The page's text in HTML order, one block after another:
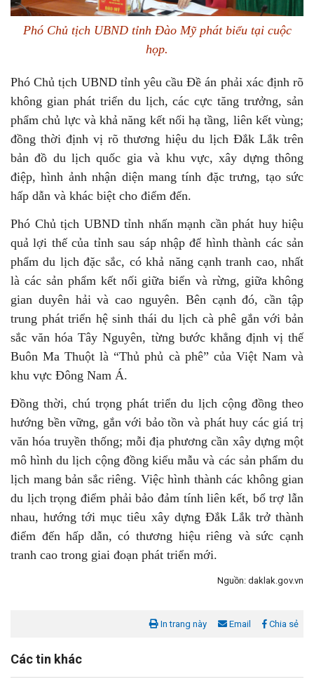
Phó Chủ tịch UBND tỉnh Đào Mỹ phát biểu tại cuộc
họp.
Phó Chủ tịch UBND tỉnh yêu cầu Đề án phải xác định rõ
không gian phát triển du lịch, các cực tăng trưởng, sản
phẩm chủ lực và khả năng kết nối hạ tầng, liên kết vùng;
đồng thời định vị rõ thương hiệu du lịch Đắk Lắk trên
bản đồ du lịch quốc gia và khu vực, xây dựng thông
điệp, hình ảnh nhận diện mang tính đặc trưng, tạo sức
hấp dẫn và khác biệt cho điểm đến.
Phó Chủ tịch UBND tỉnh nhấn mạnh cần phát huy hiệu
quả lợi thế của tỉnh sau sáp nhập để hình thành các sản
phẩm du lịch đặc sắc, có khả năng cạnh tranh cao, nhất
là các sản phẩm kết nối giữa biển và rừng, giữa không
gian duyên hải và cao nguyên. Bên cạnh đó, cần tập
trung phát triển hệ sinh thái du lịch cà phê gắn với bản
sắc văn hóa Tây Nguyên, từng bước khẳng định vị thế
Buôn Ma Thuột là “Thủ phủ cà phê” của Việt Nam và
khu vực Đông Nam Á.
Đồng thời, chú trọng phát triển du lịch cộng đồng theo
hướng bền vững, gắn với bảo tồn và phát huy các giá trị
văn hóa truyền thống; mỗi địa phương cần xây dựng một
mô hình du lịch cộng đồng kiểu mẫu và các sản phẩm du
lịch mang bản sắc riêng. Việc hình thành các không gian
du lịch trọng điểm phải bảo đảm tính liên kết, bổ trợ lẫn
nhau, hướng tới mục tiêu xây dựng Đắk Lắk trở thành
điểm đến hấp dẫn, có thương hiệu riêng và sức cạnh
tranh cao trong giai đoạn phát triển mới.
Nguồn: daklak.gov.vn
In trang này Email Chia sẻ
Các tin khác